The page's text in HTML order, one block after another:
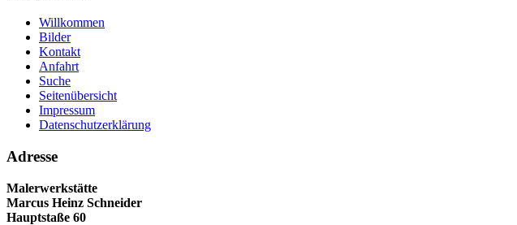
Willkommen
Bilder
Kontakt
Anfahrt
Suche
Seitenübersicht
Impressum
Datenschutzerklärung
Adresse
Malerwerkstätte
Marcus Heinz Schneider
Hauptstaße 60